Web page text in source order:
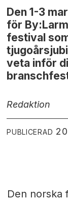
Den 1-3
för
festival
veta inför
Redaktion
PUBLICERAD
Den norska